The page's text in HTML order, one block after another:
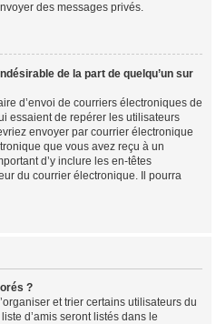
des messages privés.
de la part de quelqu’un sur
d’envoi de courriers électroniques de
essaient de repérer les utilisateurs
envoyer par courrier électronique
que vous avez reçu à un
d’y inclure les en-têtes
du courrier électronique. Il pourra
?
et trier certains utilisateurs du
d’amis seront listés dans le